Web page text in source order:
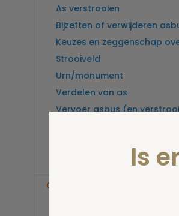
As verstrooien
Bijzetten of verwijderen
Keuzes en zeggenschap
Strooiveld
Urn/monument
Verdelen van as
Vervoer asbus (en
Overige
Is